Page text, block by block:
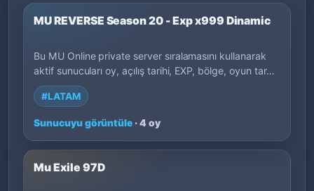
MU REVERSE Season 20 - Exp x999 Dinamic
Bu MU Online private server sıralamasını kullanarak
aktif sunucuları oy, açılış tarihi, EXP, bölge, oyun tarzı
ve sahip açıklamalarına göre karşılaştır. İstediğin
oynanışa uygun sunucuları hızlı bulmak için etiketleri
#LATAM
Sunucuyu görüntüle · 4 oy
Mu Exile 97D